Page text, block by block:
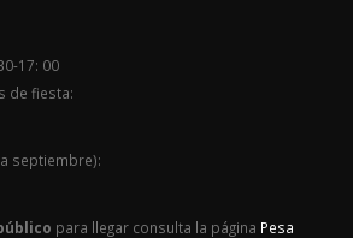
17: 00
de fiesta:
septiembre):
para llegar consulta la página Pesa